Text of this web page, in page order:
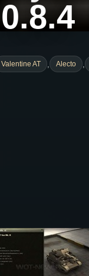
Valentine AT , Alecto ,